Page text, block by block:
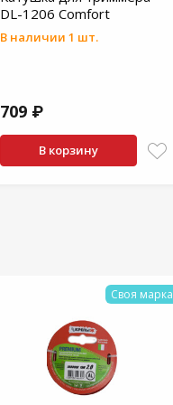
DL-1206 Comfort
В наличии 1 шт.
709 ₽
В корзину
Своя марка